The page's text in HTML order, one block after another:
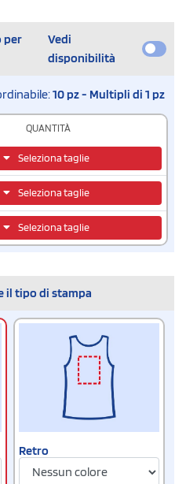
per
Vedi
disponibilità
10 pz - Multipli di 1 pz
QUANTITÀ
Seleziona taglie
Seleziona taglie
Seleziona taglie
il tipo di stampa
Retro